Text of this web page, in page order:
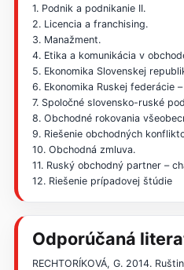
1. Podnik a podnikanie II.
2. Licencia a franchising.
3. Manažment.
4. Etika a komunikácia v
5. Ekonomika Slovenskej
6. Ekonomika Ruskej federácie
7. Spoločné slovensko-ruské
8. Obchodné rokovania
9. Riešenie obchodných
10. Obchodná zmluva.
11. Ruský obchodný partner –
12. Riešenie prípadovej štúdie
Odporúčaná
RECHTORÍKOVÁ, G. 2014.